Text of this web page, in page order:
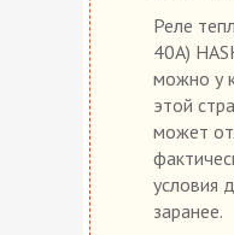
Реле
40А)
можно у
этой
может
условия
заранее.